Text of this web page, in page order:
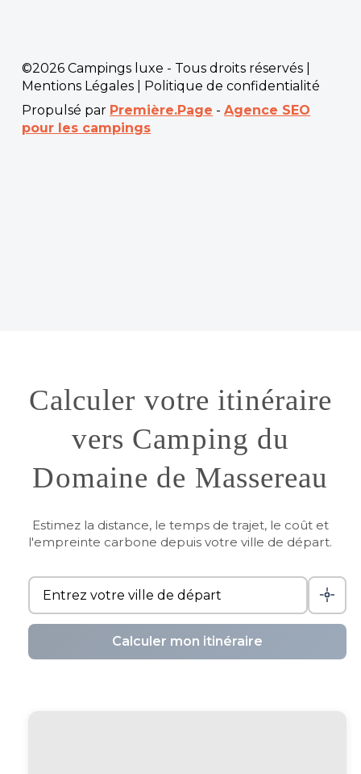
©2026 Campings luxe - Tous droits réservés |
Mentions Légales
Politique de confidentialité
Propulsé par Première.Page -Agence SEO
pour les campings
Calculer votre itinéraire
vers Camping du
Domaine de Massereau
Estimez la distance, le temps de trajet, le coût et
l'empreinte carbone depuis votre ville de départ.
Calculer mon itinéraire